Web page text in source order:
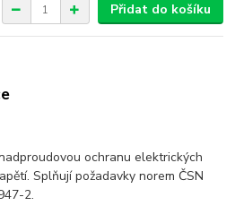
Přidat do košíku
ochranu elektrických
Splňují požadavky norem ČSN
2.